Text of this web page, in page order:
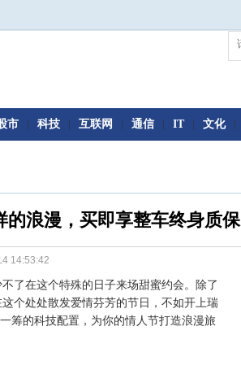
市 科技 互联网 通信 IT 文化
浪漫，买即享整车终身质保
14:53:42
在这个特殊的日子来场甜蜜约会。除了
个处处散发爱情芬芳的节日，不如开上瑞
筹的科技配置，为你的情人节打造浪漫旅